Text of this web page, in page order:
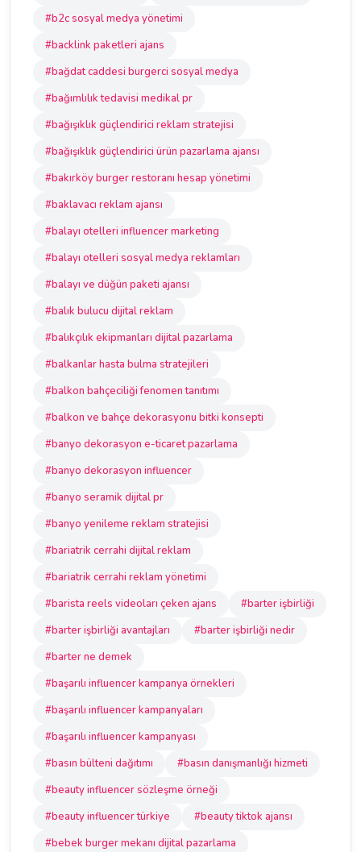
#b2c sosyal medya yönetimi
#backlink paketleri ajans
#bağdat caddesi burgerci sosyal medya
#bağımlılık tedavisi medikal pr
#bağışıklık güçlendirici reklam stratejisi
#bağışıklık güçlendirici ürün pazarlama ajansı
#bakırköy burger restoranı hesap yönetimi
#baklavacı reklam ajansı
#balayı otelleri influencer marketing
#balayı otelleri sosyal medya reklamları
#balayı ve düğün paketi ajansı
#balık bulucu dijital reklam
#balıkçılık ekipmanları dijital pazarlama
#balkanlar hasta bulma stratejileri
#balkon bahçeciliği fenomen tanıtımı
#balkon ve bahçe dekorasyonu bitki konsepti
#banyo dekorasyon e-ticaret pazarlama
#banyo dekorasyon influencer
#banyo seramik dijital pr
#banyo yenileme reklam stratejisi
#bariatrik cerrahi dijital reklam
#bariatrik cerrahi reklam yönetimi
#barista reels videoları çeken ajans
#barter işbirliği
#barter işbirliği avantajları
#barter işbirliği nedir
#barter ne demek
#başarılı influencer kampanya örnekleri
#başarılı influencer kampanyaları
#başarılı influencer kampanyası
#basın bülteni dağıtımı
#basın danışmanlığı hizmeti
#beauty influencer sözleşme örneği
#beauty influencer türkiye
#beauty tiktok ajansı
#bebek burger mekanı dijital pazarlama